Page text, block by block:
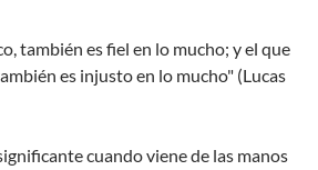
también es fiel en lo mucho; y el que
es injusto en lo mucho" (Lucas
cuando viene de las manos